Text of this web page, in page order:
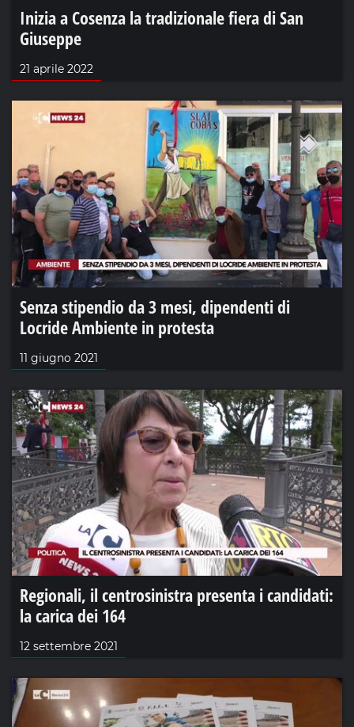
Inizia a Cosenza la tradizionale fiera di San
Giuseppe
21 aprile 2022
Senza stipendio da 3 mesi, dipendenti di
Locride Ambiente in protesta
11 giugno 2021
Regionali, il centrosinistra presenta i candidati:
la carica dei 164
12 settembre 2021